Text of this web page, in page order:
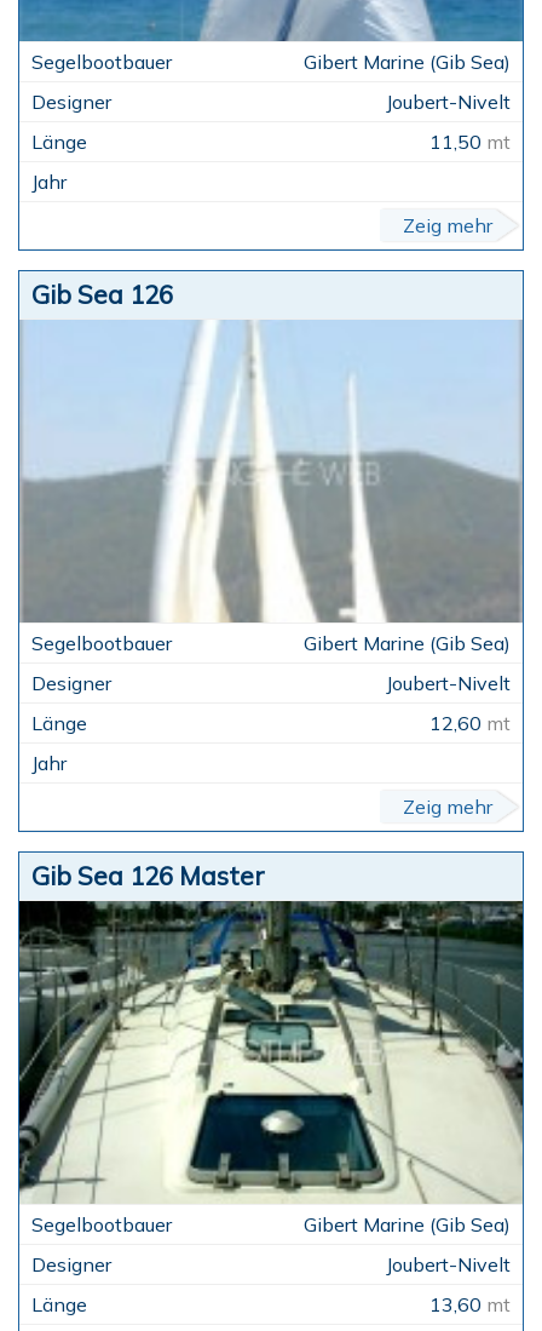
Gibert Marine (Gib Sea)
Joubert-Nivelt
11,50 mt
Zeig mehr
Gib Sea 126
Gibert Marine (Gib Sea)
Joubert-Nivelt
12,60 mt
Zeig mehr
Gib Sea 126 Master
Gibert Marine (Gib Sea)
Joubert-Nivelt
13,60 mt